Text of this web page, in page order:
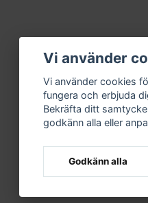
Klinker/Granitkeramik
Matt
Golv och Vägg
1-3veckor
Ja
Vi använder
Vi använder cookies
fungera och erbjuda
Bekräfta ditt
godkänn alla eller
Godkänn alla